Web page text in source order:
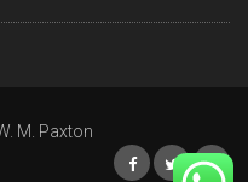
M. Paxton